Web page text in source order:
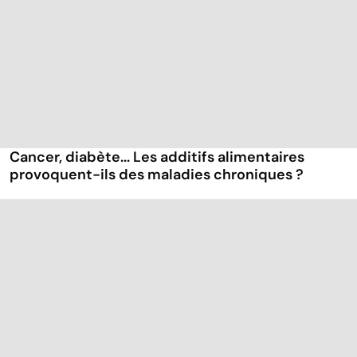
Cancer, diabète... Les additifs alimentaires
provoquent-ils des maladies chroniques ?